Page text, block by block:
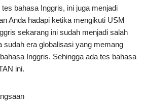
bahasa Inggris, ini juga menjadi
Anda hadapi ketika mengikuti USM
sekarang ini sudah menjadi salah
sudah era globalisasi yang memang
Inggris. Sehingga ada tes bahasa
ini.